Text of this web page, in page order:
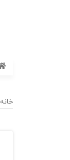
خانه